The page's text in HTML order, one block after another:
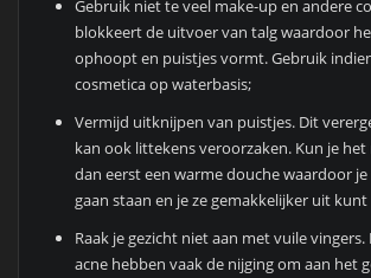
Gebruik niet te veel make-up en andere
blokkeert de uitvoer van talg waardoor
ophoopt en puistjes vormt. Gebruik
cosmetica op waterbasis;
Vermijd uitknijpen van puistjes. Dit
kan ook littekens veroorzaken. Kun je het
dan eerst een warme douche waardoor
gaan staan en je ze gemakkelijker uit
Raak je gezicht niet aan met vuile
acne hebben vaak de nijging om aan het